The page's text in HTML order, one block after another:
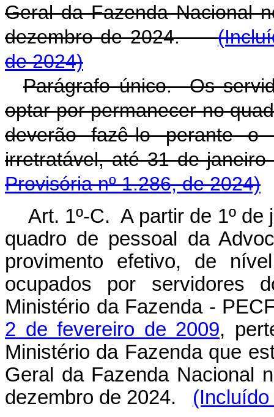
Geral da Fazenda Nacional
dezembro de 2024.
de 2024)
Parágrafo único. Os
optar por permanecer no
deverão fazê-lo perante o
irretratável, até 31 de
Provisória nº 1.286, de 2024)
Art. 1º-C. A partir de 1º
quadro de pessoal da
provimento efetivo, de
ocupados por servidores
Ministério da Fazenda -
2 de fevereiro de 2009,
Ministério da Fazenda que
Geral da Fazenda Nacional
dezembro de 2024.
(Incluído